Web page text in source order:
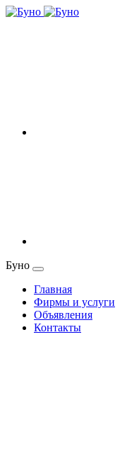
Буно
Главная
Фирмы и услуги
Объявления
Контакты